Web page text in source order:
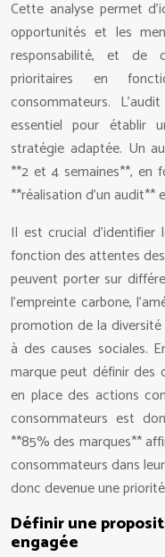
Cette analyse permet
opportunités et les
responsabilité, et de
prioritaires en
consommateurs.
essentiel pour établir
stratégie adaptée. Un
**2 et 4 semaines**, en
**réalisation d’un
Il est crucial d’identifier
fonction des attentes
peuvent porter sur
l’empreinte carbone,
promotion de la
à des causes sociales.
marque peut définir
en place des actions
consommateurs est
**85% des marques**
consommateurs dans
donc devenue une
Définir une
engagée